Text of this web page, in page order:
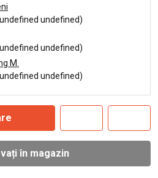
undefined)
undefined)
M.
undefined)
în magazin